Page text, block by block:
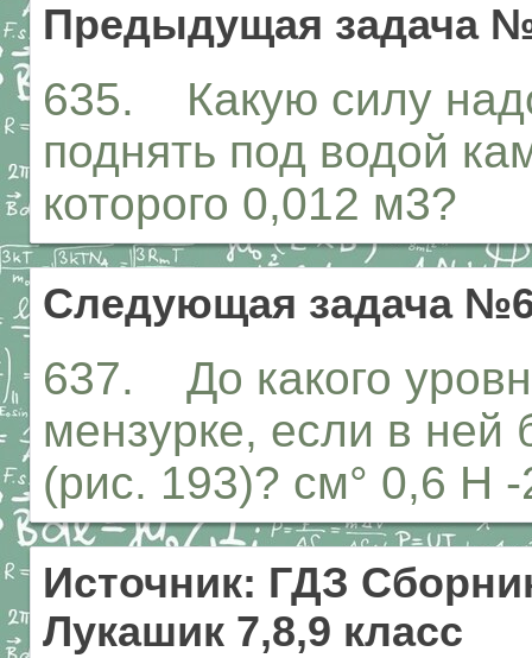
Предыдущая задача
635. Какую силу
поднять под водой
которого 0,012 м3?
Следующая задача
637. До какого
мензурке, если в ней
(рис. 193)? см° 0,6 Н
Источник: ГДЗ
Лукашик 7,8,9 класс